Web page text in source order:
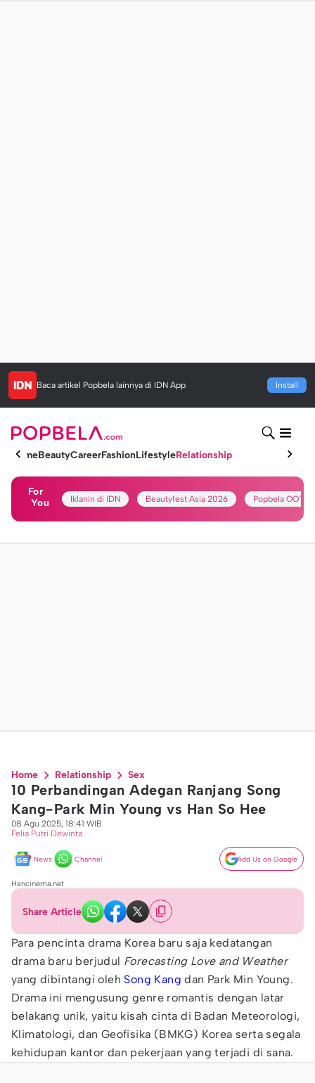
Baca artikel Popbela lainnya di IDN App Install
HomeBeautyCareerFashionLifestyleRelationship
For
You
Iklanin di IDN Beautyfest Asia 2026 Popbela OOTD
Home Relationship Sex
10 Perbandingan Adegan Ranjang Song
Kang-Park Min Young vs Han So Hee
08 Agu 2025, 18:41 WIB
Felia Putri Dewinta
News Channel Add Us on Google
Hancinema.net
Share Article
Para pencinta drama Korea baru saja kedatangan
drama baru berjudul Forecasting Love and Weather
yang dibintangi oleh Song Kang dan Park Min Young.
Drama ini mengusung genre romantis dengan latar
belakang unik, yaitu kisah cinta di Badan Meteorologi,
Klimatologi, dan Geofisika (BMKG) Korea serta segala
kehidupan kantor dan pekerjaan yang terjadi di sana.